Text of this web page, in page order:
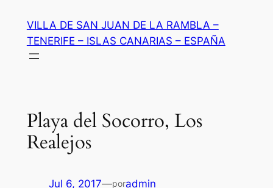
contenido
VILLA DE SAN JUAN DE LA RAMBLA –
TENERIFE – ISLAS CANARIAS – ESPAÑA
Playa del Socorro, Los
Realejos
Jul 6, 2017—poradmin